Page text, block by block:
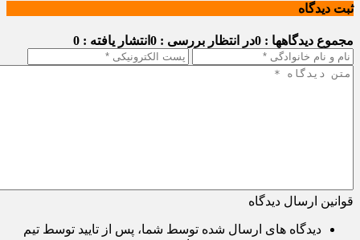
ثبت دیدگاه
مجموع دیدگاهها : 0 در انتظار بررسی : 0 انتشار یافته : 0
قوانین ارسال دیدگاه
دیدگاه های ارسال شده توسط شما، پس از تایید توسط تیم